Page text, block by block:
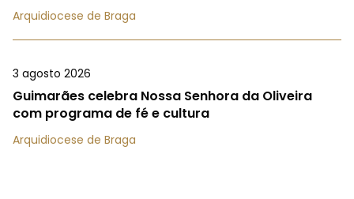
Arquidiocese de Braga
3 agosto 2026
Guimarães celebra Nossa Senhora da Oliveira
com programa de fé e cultura
Arquidiocese de Braga